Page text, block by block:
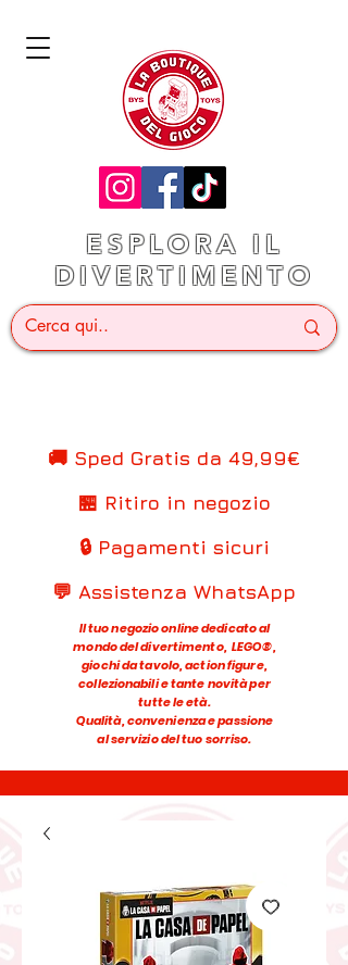
ESPLORA IL
DIVERTIMENTO
🚚 Sped Gratis da 49,99€
🏪 Ritiro in negozio
🔒 Pagamenti sicuri
💬 Assistenza WhatsApp
Il tuo negozio online dedicato al
mondo del divertimento, LEGO®,
giochi da tavolo, action figure,
collezionabili e tante novità per
tutte le età.
Qualità, convenienza e passione
al servizio del tuo sorriso.